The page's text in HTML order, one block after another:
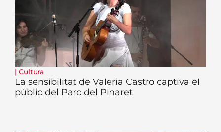
| Cultura
La sensibilitat de Valeria Castro captiva el
públic del Parc del Pinaret